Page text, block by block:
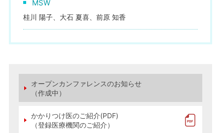
MSW
桂川 陽子、大石 夏喜、前原 知香
オープンカンファレンスのお知らせ
（作成中）
かかりつけ医のご紹介(PDF)
（登録医療機関のご紹介）